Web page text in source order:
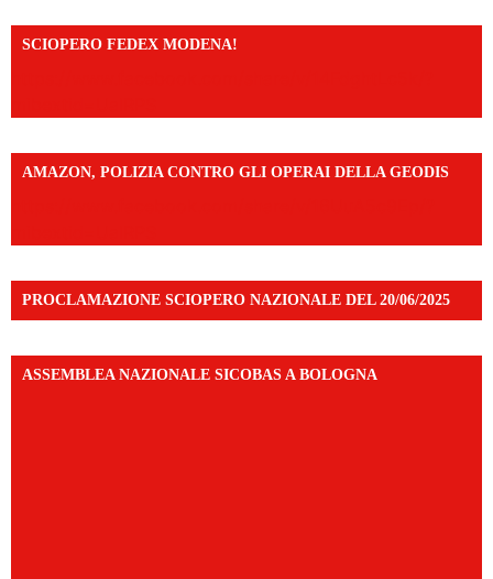
SCIOPERO FEDEX MODENA!
AMAZON, POLIZIA CONTRO GLI OPERAI DELLA GEODIS
PROCLAMAZIONE SCIOPERO NAZIONALE DEL 20/06/2025
ASSEMBLEA NAZIONALE SICOBAS A BOLOGNA